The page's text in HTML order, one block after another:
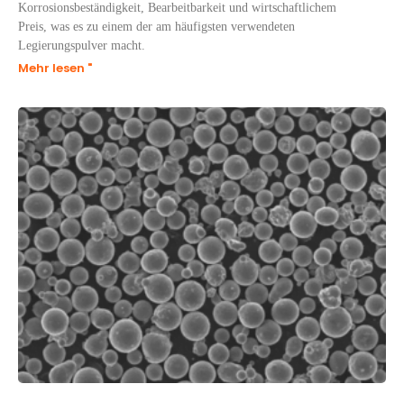
Korrosionsbeständigkeit, Bearbeitbarkeit und wirtschaftlichem
Preis, was es zu einem der am häufigsten verwendeten
Legierungspulver macht.
Mehr lesen "